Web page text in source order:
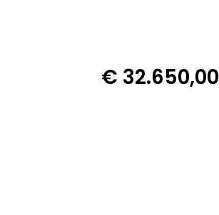
€ 32.650,00